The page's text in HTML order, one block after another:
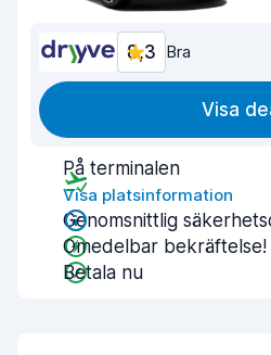
8,3 Bra
Visa
På terminalen
Visa platsinformation
Genomsnittlig
Omedelbar bekräftelse!
Betala nu